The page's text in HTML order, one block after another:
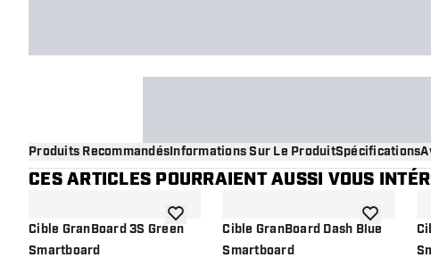
Produits RecommandésInformations Sur Le ProduitSpécifications
CES ARTICLES POURRAIENT AUSSI VOUS
Cible GranBoard 3S Green
Smartboard
ajouter à la liste de souhaits
Cible GranBoard Dash Blue
Smartboard
ajouter à la